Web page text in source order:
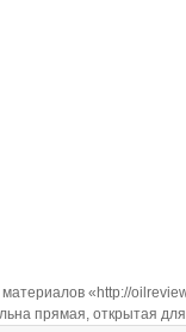
«http://
прямая, открытая